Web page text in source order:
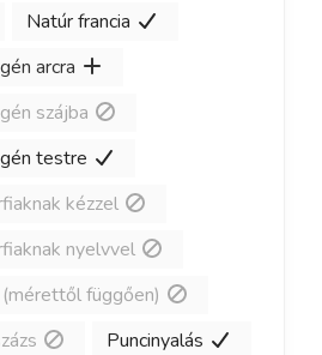
Natúr francia
arcra
szájba
testre
kézzel
nyelvvel
függően)
Puncinyalás